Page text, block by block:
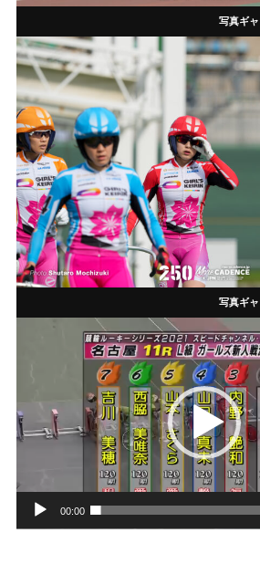
写真ギ
写真ギ
ー
ヤ
ー
00:00